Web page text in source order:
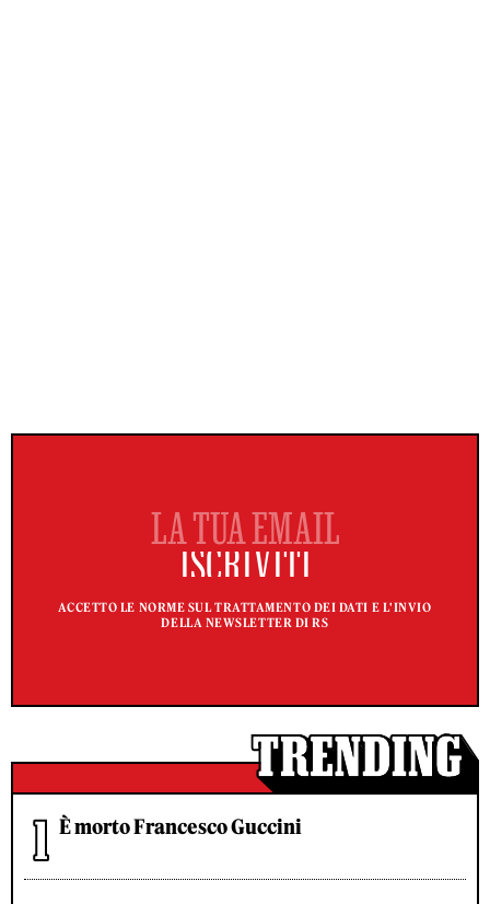
ACCETTO LE NORME SUL TRATTAMENTO DEI DATI E L'INVIO
DELLA NEWSLETTER DI RS
È morto Francesco Guccini